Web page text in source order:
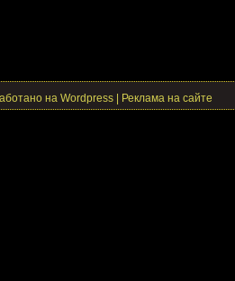
на Wordpress | Реклама на сайте